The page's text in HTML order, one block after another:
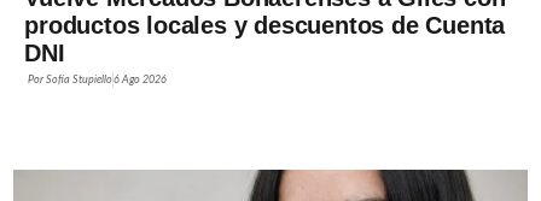
productos locales y descuentos de Cuenta
DNI
PorSofía Stupiello6 Ago 2026